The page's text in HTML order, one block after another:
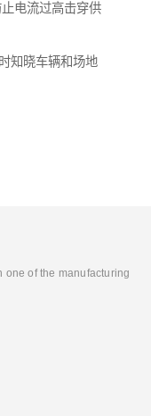
电流过高击穿供
知晓车辆和场地
one of the manufacturing